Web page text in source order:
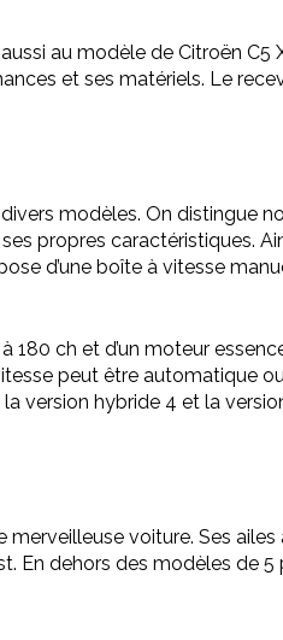
au modèle de Citroën
et ses matériels. Le
modèles. On distingue
propres caractéristiques.
d’une boîte à vitesse
ch et d’un moteur
peut être automatique
version hybride 4 et la
voiture. Ses
En dehors des modèles de